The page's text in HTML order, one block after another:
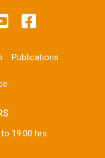
Publications
19:00 hrs.